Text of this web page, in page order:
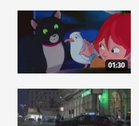
01:30